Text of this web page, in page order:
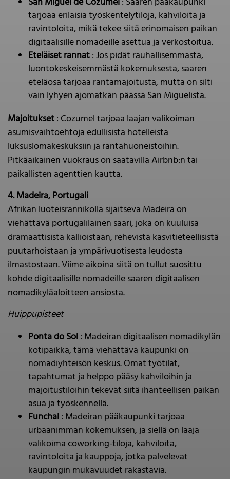
tarjoaa erilaisia työskentelytiloja, kahviloita ja
ravintoloita, mikä tekee siitä erinomaisen paikan
digitaalisille nomadeille asettua ja verkostoitua.
Eteläiset rannat: Jos pidät rauhallisemmasta,
luontokeskeisemmästä kokemuksesta, saaren
eteläosa tarjoaa rantamajoitusta, mutta on silti
vain lyhyen ajomatkan päässä San Miguelista.
Majoitukset: Cozumel tarjoaa laajan valikoiman
asumisvaihtoehtoja edullisista hotelleista
luksuslomakeskuksiin ja rantahuoneistoihin.
Pitkäaikainen vuokraus on saatavilla Airbnb:n tai
paikallisten agenttien kautta.
4. Madeira, Portugali
Afrikan luoteisrannikolla sijaitseva Madeira on
viehättävä portugalilainen saari, joka on kuuluisa
dramaattisista kallioistaan, rehevistä kasvitieteellisistä
puutarhoistaan ja ympärivuotisesta leudosta
ilmastostaan. Viime aikoina siitä on tullut suosittu
kohde digitaalisille nomadeille saaren digitaalisen
nomadikyläaloitteen ansiosta.
Huippupisteet
Ponta do Sol: Madeiran digitaalisen nomadikylän
kotipaikka, tämä viehättävä kaupunki on
nomadiyhteisön keskus. Omat työtilat,
tapahtumat ja helppo pääsy kahviloihin ja
majoitustiloihin tekevät siitä ihanteellisen paikan
asua ja työskennellä.
Funchal: Madeiran pääkaupunki tarjoaa
urbaanimman kokemuksen, ja siellä on laaja
valikoima coworking-tiloja, kahviloita,
ravintoloita ja kauppoja, jotka palvelevat
kaupungin mukavuudet rakastavia.